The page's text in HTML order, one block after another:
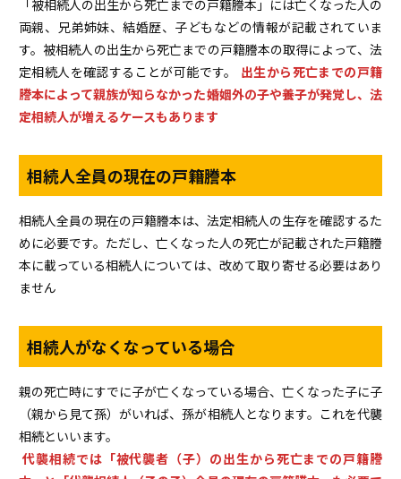
「被相続人の出生から死亡までの戸籍謄本」には亡くなった人の
両親、兄弟姉妹、結婚歴、子どもなどの情報が記載されていま
す。被相続人の出生から死亡までの戸籍謄本の取得によって、法
定相続人を確認することが可能です。
出生から死亡までの戸籍
謄本によって親族が知らなかった婚姻外の子や養子が発覚し、法
定相続人が増えるケースもあります
相続人全員の現在の戸籍謄本
相続人全員の現在の戸籍謄本は、法定相続人の生存を確認するた
めに必要です。ただし、亡くなった人の死亡が記載された戸籍謄
本に載っている相続人については、改めて取り寄せる必要はあり
ません
相続人がなくなっている場合
親の死亡時にすでに子が亡くなっている場合、亡くなった子に子
（親から見て孫）がいれば、孫が相続人となります。これを代襲
相続といいます。
代襲相続では「被代襲者（子）の出生から死亡までの戸籍謄